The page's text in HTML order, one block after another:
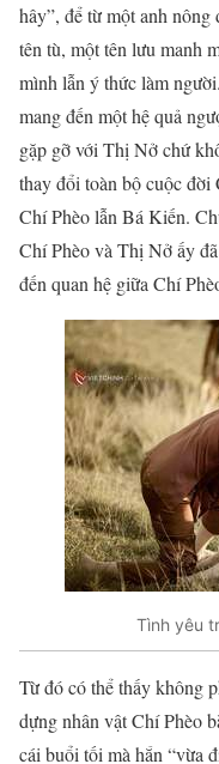
hây”, để từ một anh
tên tù, một tên lưu manh
mình lẫn ý thức làm
mang đến một hệ quả
gặp gỡ với Thị Nở chứ
thay đổi toàn bộ cuộc đời
Chí Phèo lẫn Bá Kiến.
Chí Phèo và Thị Nở ấy
đến quan hệ giữa Chí
Tình yêu
Từ đó có thể thấy không
dựng nhân vật Chí Phèo
cái buổi tối mà hắn “vừa